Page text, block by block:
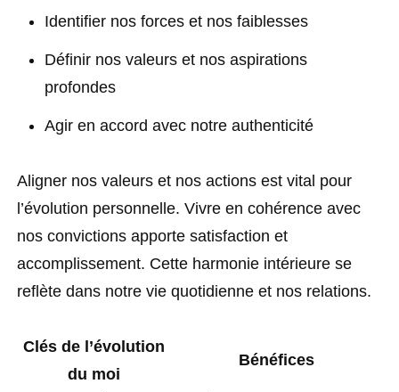
Identifier nos forces et nos faiblesses
Définir nos valeurs et nos aspirations
profondes
Agir en accord avec notre authenticité
Aligner nos valeurs et nos actions est vital pour
l’évolution personnelle. Vivre en cohérence avec
nos convictions apporte satisfaction et
accomplissement. Cette harmonie intérieure se
reflète dans notre vie quotidienne et nos relations.
Clés de l’évolution
du moi
Bénéfices